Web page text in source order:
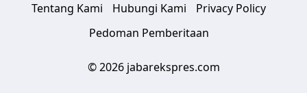
Tentang Kami Hubungi Kami
Privacy Policy
Pedoman Pemberitaan
© 2026 jabarekspres.com